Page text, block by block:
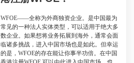
WFOE——全称为外商独资企业。是中国最为
常见的一种法人实体类型，可以适用于绝大多
数企业。如果想将业务拓展到海外，通常会面
临诸多挑战，进入中国市场也是如此。但幸运
的是，WFOE的存在能让你事半功倍。在中国